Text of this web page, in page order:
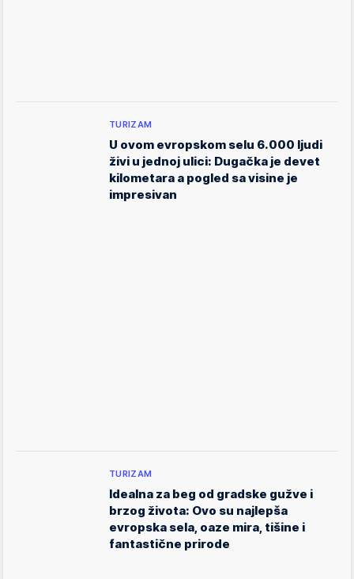
TURIZAM
U ovom evropskom selu 6.000 ljudi
živi u jednoj ulici: Dugačka je devet
kilometara a pogled sa visine je
impresivan
TURIZAM
Idealna za beg od gradske gužve i
brzog života: Ovo su najlepša
evropska sela, oaze mira, tišine i
fantastične prirode